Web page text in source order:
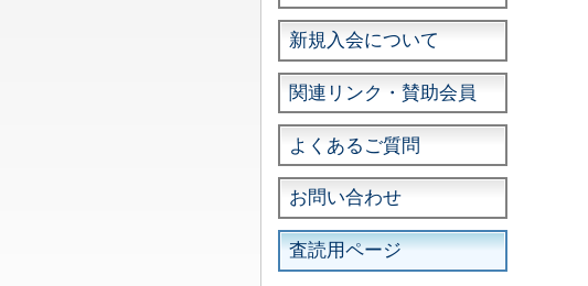
新規入会について
関連リンク・賛助会員
よくあるご質問
お問い合わせ
査読用ページ